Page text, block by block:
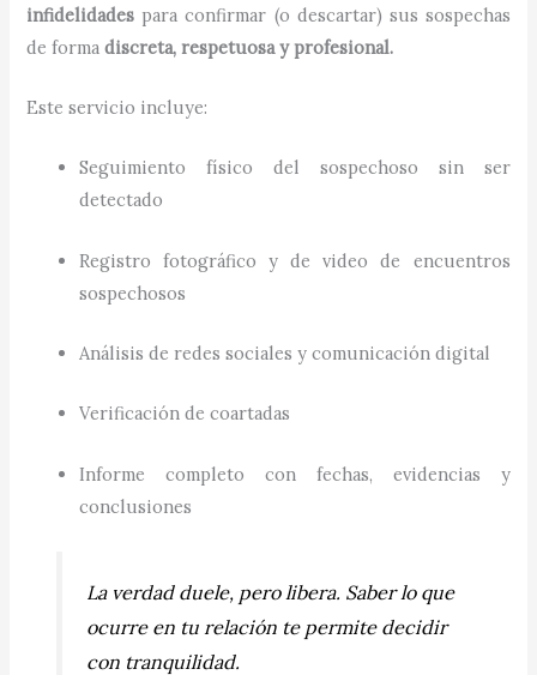
infidelidades para confirmar (o descartar) sus sospechas
de formadiscreta, respetuosa y profesional.
Este servicio incluye:
Seguimiento físico del sospechoso sin ser
detectado
Registro fotográfico y de video de encuentros
sospechosos
Análisis de redes sociales y comunicación digital
Verificación de coartadas
Informe completo con fechas, evidencias y
conclusiones
La verdad duele, pero libera. Saber lo que
ocurre en tu relación te permite decidir
con tranquilidad.